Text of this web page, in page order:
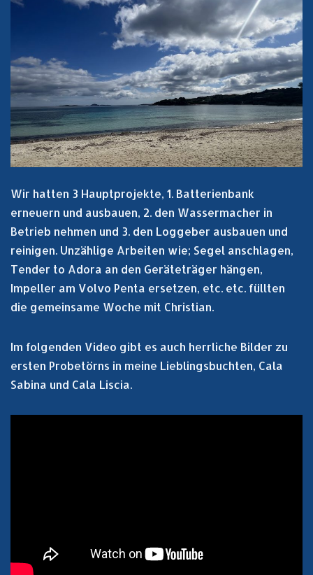
Wir hatten 3 Hauptprojekte, 1. Batterienbank
erneuern und ausbauen, 2. den Wassermacher in
Betrieb nehmen und 3. den Loggeber ausbauen und
reinigen. Unzählige Arbeiten wie; Segel anschlagen,
Tender to Adora an den Geräteträger hängen,
Impeller am Volvo Penta ersetzen, etc. etc. füllten
die gemeinsame Woche mit Christian.
Im folgenden Video gibt es auch herrliche Bilder zu
ersten Probetörns in meine Lieblingsbuchten, Cala
Sabina und Cala Liscia.